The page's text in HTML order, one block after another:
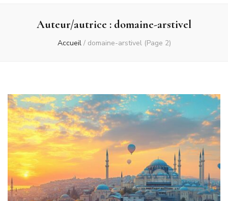
arstivel
Auteur/autrice : domaine-arstivel
Accueil / domaine-arstivel(Page 2)